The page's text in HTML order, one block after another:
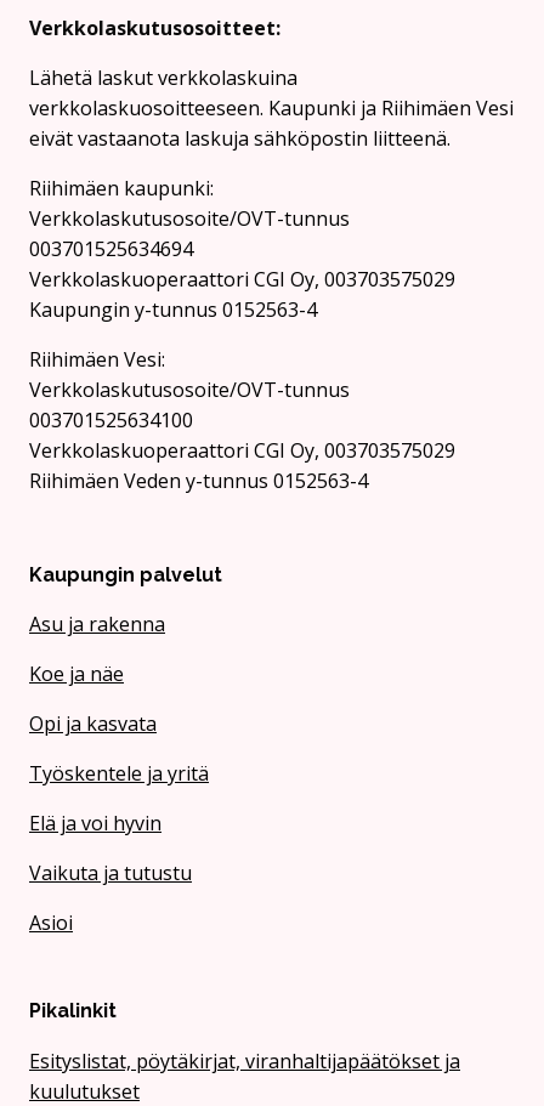
Verkkolaskutusosoitteet:
Lähetä laskut verkkolaskuina
verkkolaskuosoitteeseen. Kaupunki ja Riihimäen Vesi
eivät vastaanota laskuja sähköpostin liitteenä.
Riihimäen kaupunki:
Verkkolaskutusosoite/OVT-tunnus
003701525634694
Verkkolaskuoperaattori CGI Oy, 003703575029
Kaupungin y-tunnus 0152563-4
Rii­hi­mäen Vesi:
Verkkolaskutusosoite/OVT-tunnus
003701525634100
Verkkolaskuoperaattori CGI Oy, 003703575029
Riihimäen Veden y-tunnus 0152563-4
Kaupungin palvelut
Asu ja rakenna
Koe ja näe
Opi ja kasvata
Työskentele ja yritä
Elä ja voi hyvin
Vaikuta ja tutustu
Asioi
Pikalinkit
Esityslistat, pöytäkirjat, viranhaltijapäätökset ja
kuulutukset